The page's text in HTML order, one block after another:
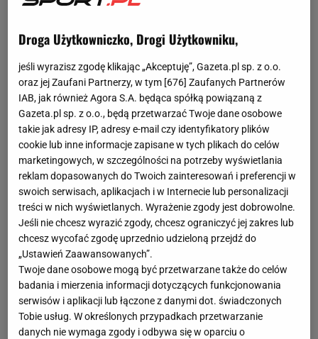
Droga Użytkowniczko, Drogi Użytkowniku,
jeśli wyrazisz zgodę klikając „Akceptuję”, Gazeta.pl sp. z o.o.
oraz jej Zaufani Partnerzy, w tym [676] Zaufanych Partnerów
IAB, jak również Agora S.A. będąca spółką powiązaną z
Gazeta.pl sp. z o.o., będą przetwarzać Twoje dane osobowe
takie jak adresy IP, adresy e-mail czy identyfikatory plików
cookie lub inne informacje zapisane w tych plikach do celów
marketingowych, w szczególności na potrzeby wyświetlania
reklam dopasowanych do Twoich zainteresowań i preferencji w
swoich serwisach, aplikacjach i w Internecie lub personalizacji
treści w nich wyświetlanych. Wyrażenie zgody jest dobrowolne.
Jeśli nie chcesz wyrazić zgody, chcesz ograniczyć jej zakres lub
chcesz wycofać zgodę uprzednio udzieloną przejdź do
„Ustawień Zaawansowanych”.
Twoje dane osobowe mogą być przetwarzane także do celów
badania i mierzenia informacji dotyczących funkcjonowania
serwisów i aplikacji lub łączone z danymi dot. świadczonych
Tobie usług. W określonych przypadkach przetwarzanie
danych nie wymaga zgody i odbywa się w oparciu o